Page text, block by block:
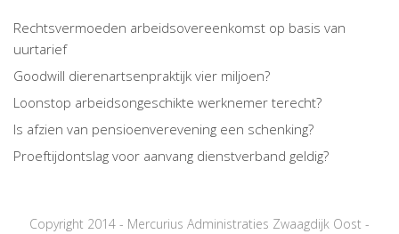
Rechtsvermoeden arbeidsovereenkomst op basis van
uurtarief
Goodwill dierenartsenpraktijk vier miljoen?
Loonstop arbeidsongeschikte werknemer terecht?
Is afzien van pensioenverevening een schenking?
Proeftijdontslag voor aanvang dienstverband geldig?
Copyright 2014 - Mercurius Administraties Zwaagdijk Oost -